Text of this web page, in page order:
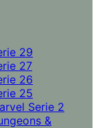
29
27
26
25
Serie 2
&